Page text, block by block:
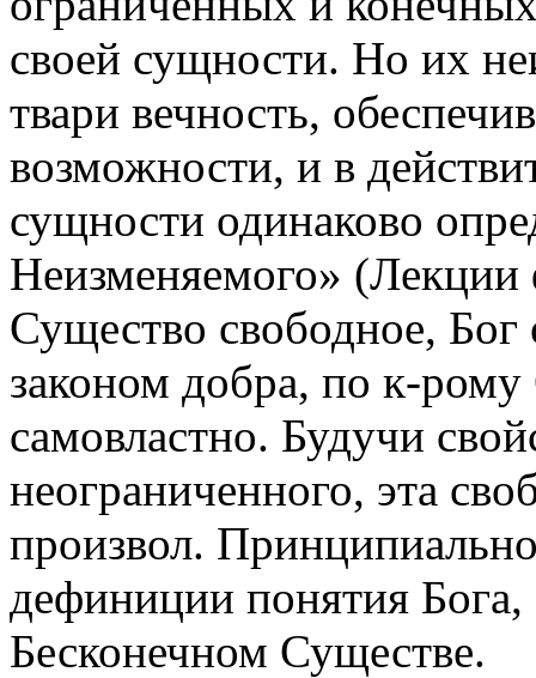
своей сущности. Но их
твари вечность,
возможности, и в
сущности одинаково
Неизменяемого»
Существо свободное,
законом добра, по к-
самовластно. Будучи
неограниченного, эта
произвол.
дефиниции понятия
Бесконечном Существе.